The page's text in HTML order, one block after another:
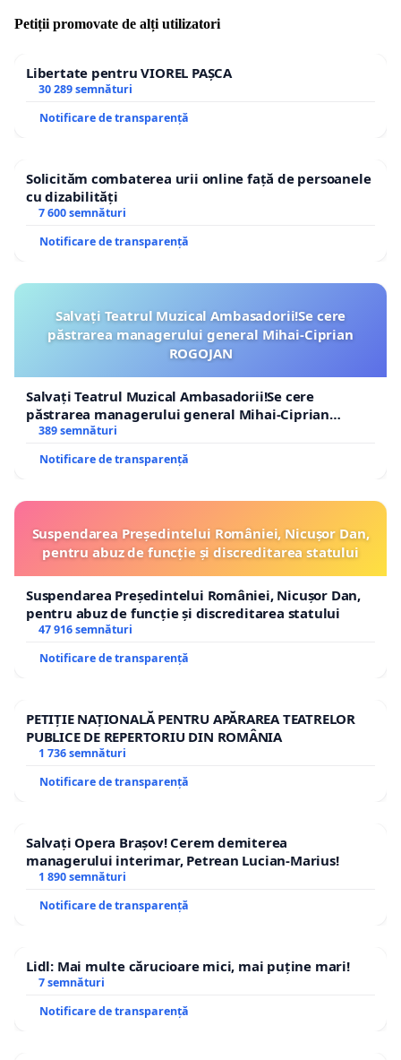
Petiții promovate de alți utilizatori
Libertate pentru VIOREL PAȘCA
30 289 semnături
Notificare de transparență
Solicităm combaterea urii online față de persoanele
cu dizabilități
7 600 semnături
Notificare de transparență
Salvați Teatrul Muzical Ambasadorii!Se cere
păstrarea managerului general Mihai-Ciprian
ROGOJAN
Salvați Teatrul Muzical Ambasadorii!Se cere
păstrarea managerului general Mihai-Ciprian
ROGOJAN
389 semnături
Notificare de transparență
Suspendarea Președintelui României, Nicușor Dan,
pentru abuz de funcție și discreditarea statului
Suspendarea Președintelui României, Nicușor Dan,
pentru abuz de funcție și discreditarea statului
47 916 semnături
Notificare de transparență
PETIȚIE NAȚIONALĂ PENTRU APĂRAREA TEATRELOR
PUBLICE DE REPERTORIU DIN ROMÂNIA
1 736 semnături
Notificare de transparență
Salvați Opera Brașov! Cerem demiterea
managerului interimar, Petrean Lucian-Marius!
1 890 semnături
Notificare de transparență
Lidl: Mai multe cărucioare mici, mai puține mari!
7 semnături
Notificare de transparență